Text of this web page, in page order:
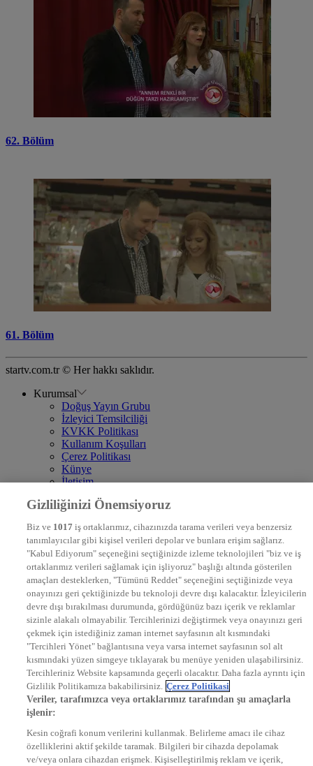
62. Bölüm
61. Bölüm
startv.com.tr © Her hakkı saklıdır.
Kurumsal
Doğuş Yayın Grubu
İzleyici Temsilciliği
KVKK Politikası
Kullanım Koşulları
Çerez Politikası
Künye
İletişim
DYG Televizyonlar
STAR
EURO STAR
KRAL POP TV
DYG Radyolar
NTV RADYO
KRAL FM
KRAL POP
EKSEN
VOYAGE
DYG Dijital
ntv.com.tr
ntvspor.net
secim.ntv.com.tr
startv.com.tr
kralmuzik.com.tr
Gizliliğinizi Önemsiyoruz
Biz ve 1017 iş ortaklarımız, cihazınızda tarama verileri veya benzersiz
tanımlayıcılar gibi kişisel verileri depolar ve bunlara erişim sağlarız.
"Kabul Ediyorum" seçeneğini seçtiğinizde izleme teknolojileri "biz ve iş
ortaklarımız verileri sağlamak için işliyoruz" başlığı altında gösterilen
amaçları desteklerken, "Tümünü Reddet" seçeneğini seçtiğinizde veya
onayınızı geri çektiğinizde bu teknoloji devre dışı kalacaktır. İzleyicilerin
devre dışı bırakılması durumunda, gördüğünüz bazı içerik ve reklamlar
sizinle alakalı olmayabilir. Tercihlerinizi değiştirmek veya onayınızı geri
çekmek için istediğiniz zaman internet sayfasının alt kısmındaki
"Tercihleri Yönet" bağlantısına veya varsa internet sayfasının sol alt
kısmındaki yüzen simgeye tıklayarak bu menüye yeniden ulaşabilirsiniz.
Tercihleriniz Website kapsamında geçerli olacaktır. Daha fazla ayrıntı için
Gizlilik Politikamıza bakabilirsiniz. Çerez Politikasi
Veriler, tarafımızca veya ortaklarımız tarafından şu amaçlarla
işlenir:
Kesin coğrafi konum verilerini kullanmak. Belirleme amacı ile cihaz
özelliklerini aktif şekilde taramak. Bilgileri bir cihazda depolamak
ve/veya onlara cihazdan erişmek. Kişiselleştirilmiş reklam ve içerik,